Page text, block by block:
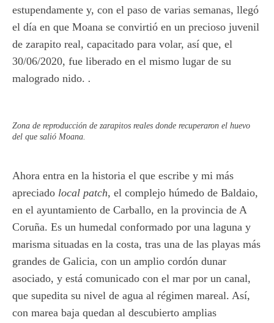
estupendamente y, con el paso de varias semanas, llegó
el día en que Moana se convirtió en un precioso juvenil
de zarapito real, capacitado para volar, así que, el
30/06/2020, fue liberado en el mismo lugar de su
malogrado nido. .
Zona de reproducción de zarapitos reales donde recuperaron el huevo
del que salió Moana.
Ahora entra en la historia el que escribe y mi más
apreciado local patch, el complejo húmedo de Baldaio,
en el ayuntamiento de Carballo, en la provincia de A
Coruña. Es un humedal conformado por una laguna y
marisma situadas en la costa, tras una de las playas más
grandes de Galicia, con un amplio cordón dunar
asociado, y está comunicado con el mar por un canal,
que supedita su nivel de agua al régimen mareal. Así,
con marea baja quedan al descubierto amplias